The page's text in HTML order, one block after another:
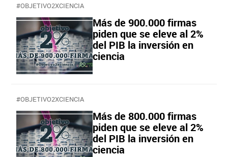
#OBJETIVO2XCIENCIA
Más de 900.000 firmas
piden que se eleve al 2%
del PIB la inversión en
ciencia
#OBJETIVO2XCIENCIA
Más de 800.000 firmas
piden que se eleve al 2%
del PIB la inversión en
ciencia